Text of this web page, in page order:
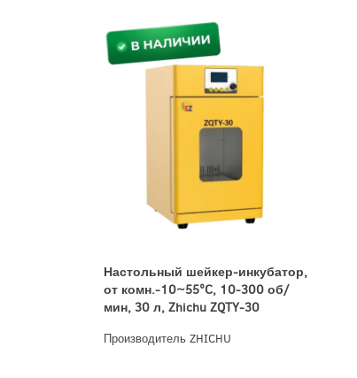
Настольный шейкер-инкубатор,
от комн.-10~55°C, 10-300 об/
мин, 30 л, Zhichu ZQTY-30
Производитель ZHICHU